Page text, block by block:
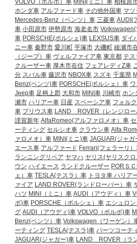
ホンダ車 アルファード車 その他外国車 マツ
Mercedes-Benz（ベンツ）車 三菱車 AUDI(
車 小田原市 伊勢原市 海老名市 Volkswagen(
車 PORSCHE(ポルシェ)車 LEXSUS車 ダイ
ニー車 秦野市 愛川町 平塚市 大磯町 綾瀬市
（ジープ）車 ヴェルファイア車 東京都 テス
クルーザー車 厚木市在住 フェアレディZ車
分 スバル車 藤沢市 NBOX車 スズキ 千葉県
Benz(ベンツ)車 PORSCHE(ポルシェ）車
Jeep車 足柄上郡 大和市 MINI車 川崎市 ホン
瀬市 ハリアー車 日産 スペーシア車 フォル
車 プリウス車 LAND ROVER（レンジロー
謹賀新年 AlfaRomeo(アルファロメオ）車
ーティング セルシオ車 クラウン車 Alfa
ァロメオ）車 MINI(ミニ)車 JAGUAR(ジャガ
エース車 アルファード Ferrari(フェラーリ
ランニングリペア ヤマハ ヤリス(ヤリスクロ
ウン ハイエース ランドクルーザー PORＳ
ェ）車 TESLA(テスラ）車 トヨタ車 ハリア
ァイア LAND ROVER(ランドローバー）車
ハツ MINI（ミニ）車 AUDI（アウディ）車
ボ)車 PORSCHE（ポルシェ）車 エシュロ
グ AUDI（アウディ)車 VOLVO（ボルボ)車
Benz(ベンツ）車 Volkswagen（ワーゲン）
ーティング TESLA(テスラ)車 パーツコーテ
JAGUAR(ジャガー)車 LAND ROVER（ラ